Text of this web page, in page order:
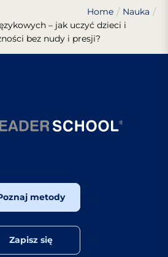
Home
Nauka
– jak uczyć dzieci i
bez nudy i presji?
metody
Zapisz się